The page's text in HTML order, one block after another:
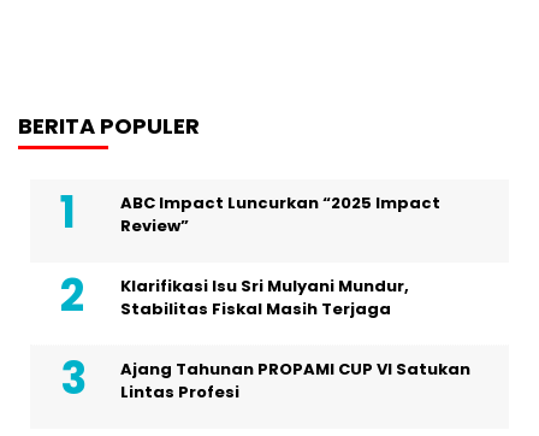
BERITA POPULER
ABC Impact Luncurkan “2025 Impact
Review”
Klarifikasi Isu Sri Mulyani Mundur,
Stabilitas Fiskal Masih Terjaga
Ajang Tahunan PROPAMI CUP VI Satukan
Lintas Profesi